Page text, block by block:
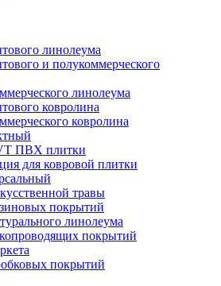
линолеума
и полукоммерческого
линолеума
ковролина
ковролина
ПВХ плитки
для ковровой плитки
травы
покрытий
линолеума
покрытий
покрытий